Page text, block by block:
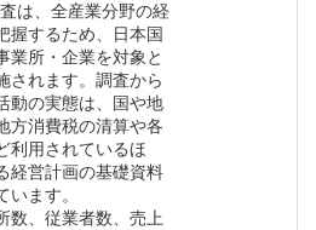
は、全産業分野の経
握するため、日本国
業所・企業を対象と
されます。調査から
動の実態は、国や地
方消費税の清算や各
利用されているほ
経営計画の基礎資料
います。
数、従業者数、売上